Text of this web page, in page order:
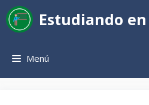
Saltar
al
contenido
Estudiando en
Menú